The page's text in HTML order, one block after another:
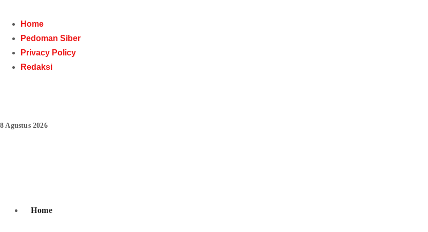
content
Home
Pedoman Siber
Privacy Policy
Redaksi
8 Agustus 2026
Home